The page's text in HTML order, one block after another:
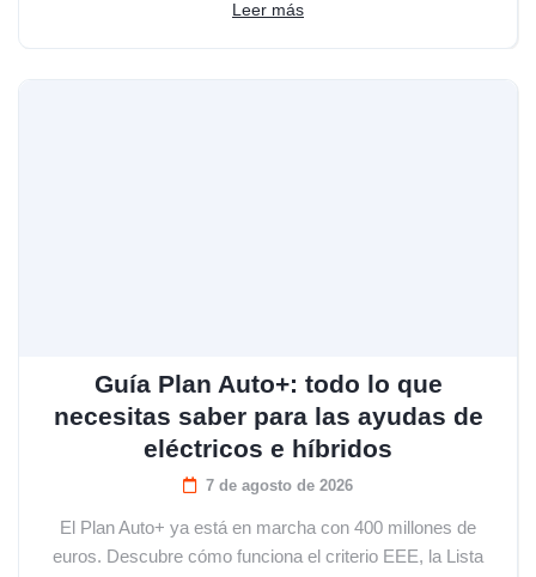
Leer más
Guía Plan Auto+: todo lo que
necesitas saber para las ayudas de
eléctricos e híbridos
7 de agosto de 2026
El Plan Auto+ ya está en marcha con 400 millones de
euros. Descubre cómo funciona el criterio EEE, la Lista